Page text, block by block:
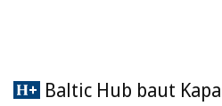
Baltic Hub baut